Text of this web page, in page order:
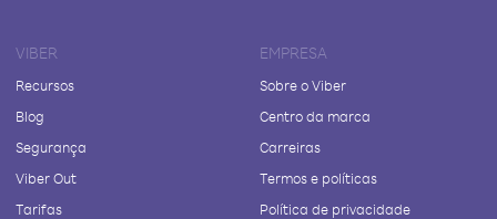
VIBER
Recursos
Blog
Segurança
Viber Out
Tarifas
EMPRESA
Sobre o Viber
Centro da marca
Carreiras
Termos e políticas
Política de privacidade